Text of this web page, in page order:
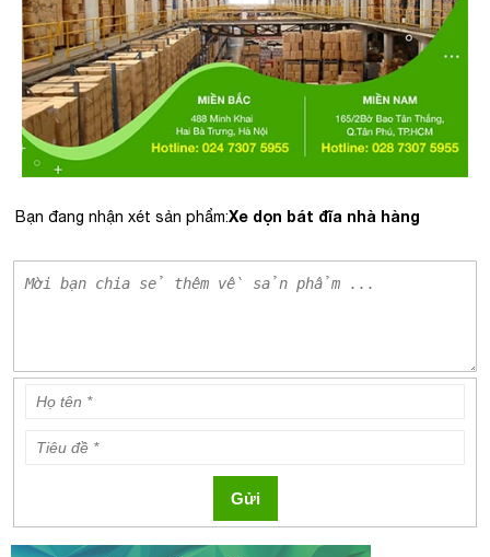
Bạn đang nhận xét sản phẩm:Xe dọn bát đĩa nhà hàng
Gửi